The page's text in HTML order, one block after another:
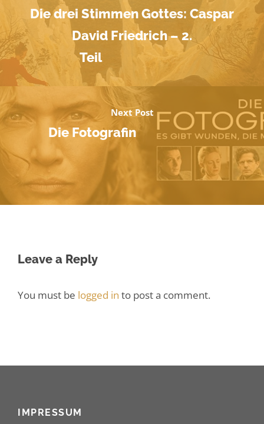
Die drei Stimmen Gottes: Caspar
David Friedrich – 2.
Teil
Next Post
Die Fotografin
Leave a Reply
You must be logged in to post a comment.
IMPRESSUM